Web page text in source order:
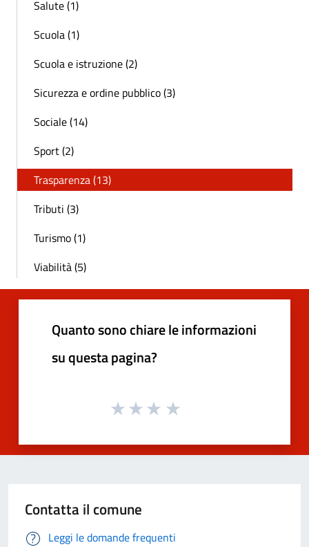
Salute (1)
Scuola (1)
Scuola e istruzione (2)
Sicurezza e ordine pubblico (3)
Sociale (14)
Sport (2)
Trasparenza (13)
Tributi (3)
Turismo (1)
Viabilità (5)
Quanto sono chiare le informazioni
su questa pagina?
Contatta il comune
Leggi le domande frequenti